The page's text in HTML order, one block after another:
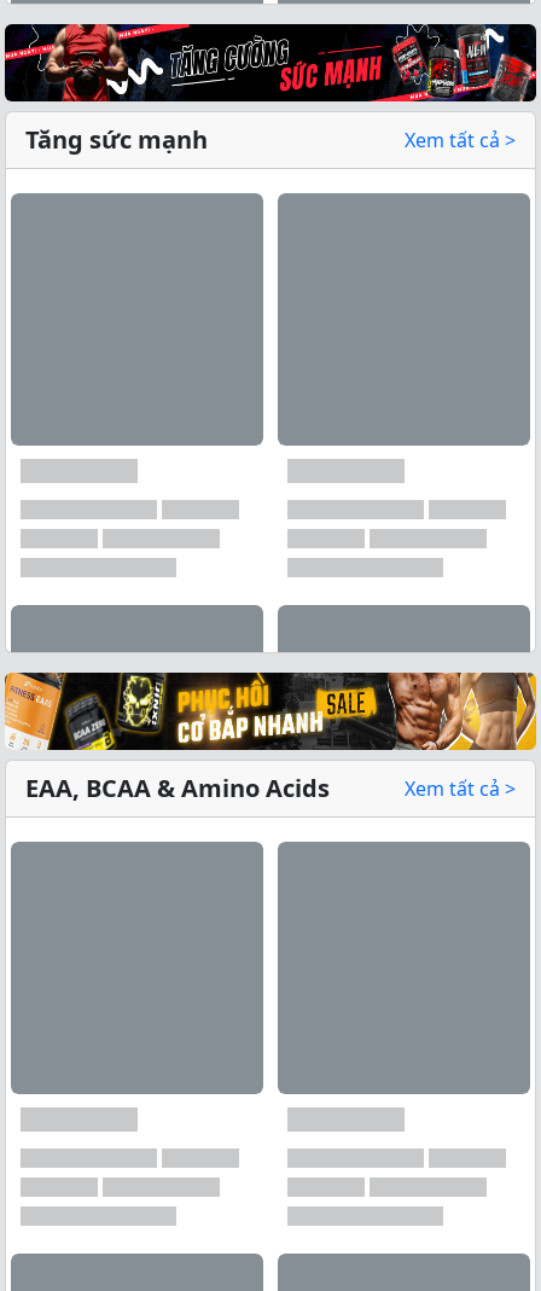
Xem tất cả →
Xem tất cả →
Tăng sức mạnh Xem tất cả >
EAA, BCAA & Amino Acids Xem tất cả >